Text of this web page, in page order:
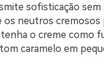
sofisticação sem
neutros cremosos
o creme como
caramelo em